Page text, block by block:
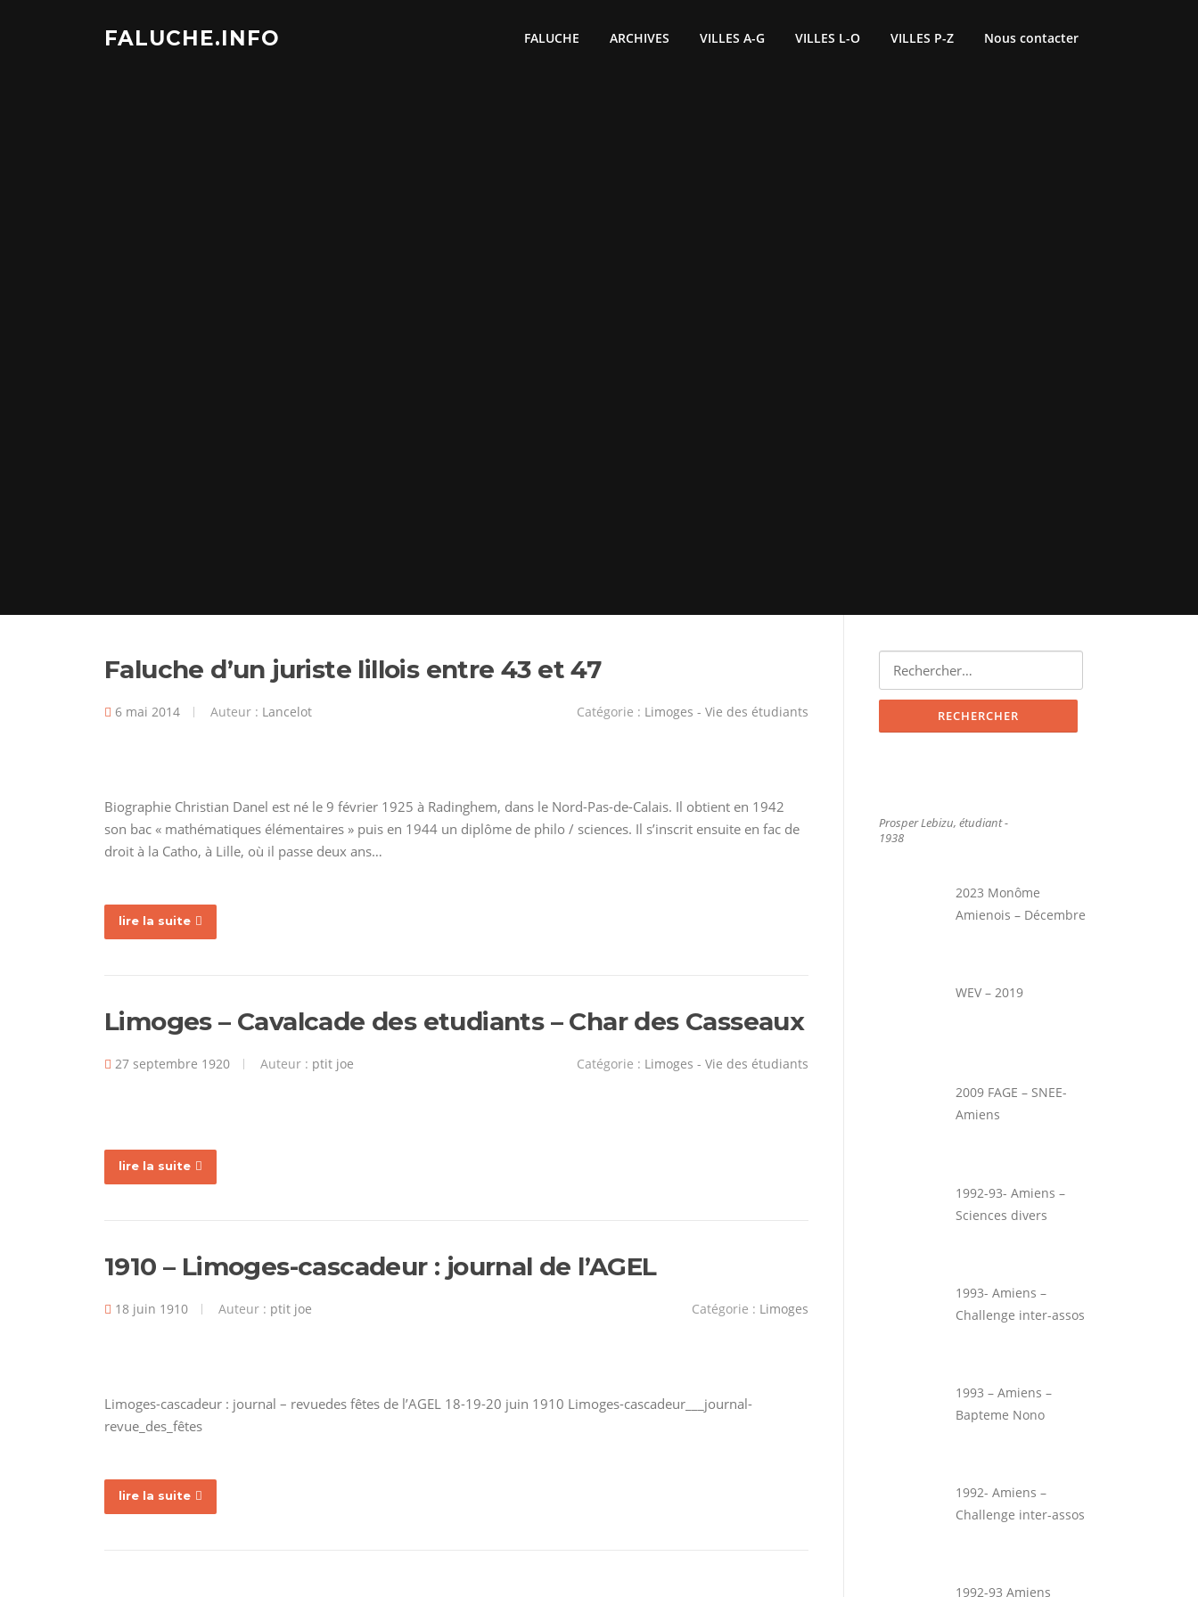
FALUCHE.INFO FALUCHE ARCHIVES VILLES A-G VILLES L-O VILLES P-Z Nous contacter
Faluche d’un juriste lillois entre 43 et 47
6 mai 2014 Auteur : Lancelot Catégorie : Limoges - Vie des étudiants
Biographie Christian Danel est né le 9 février 1925 à Radinghem, dans le Nord-Pas-de-Calais. Il obtient en 1942
son bac « mathématiques élémentaires » puis en 1944 un diplôme de philo / sciences. Il s’inscrit ensuite en fac de
droit à la Catho, à Lille, où il passe deux ans…
lire la suite
Limoges – Cavalcade des etudiants – Char des Casseaux
27 septembre 1920 Auteur : ptit joe Catégorie : Limoges - Vie des étudiants
lire la suite
1910 – Limoges-cascadeur : journal de l’AGEL
18 juin 1910 Auteur : ptit joe Catégorie : Limoges
Limoges-cascadeur : journal – revuedes fêtes de l’AGEL 18-19-20 juin 1910 Limoges-cascadeur___journal-
revue_des_fêtes
lire la suite
Rechercher :
Prosper Lebizu, étudiant -
1938
2023 Monôme
Amienois – Décembre
WEV – 2019
2009 FAGE – SNEE-
Amiens
1992-93- Amiens –
Sciences divers
1993- Amiens –
Challenge inter-assos
1993 – Amiens –
Bapteme Nono
1992- Amiens –
Challenge inter-assos
1992-93 Amiens